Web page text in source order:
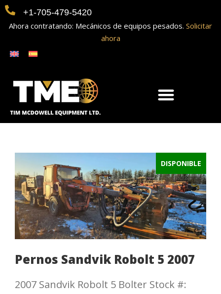
+1-705-479-5420
Ahora contratando: Mecánicos de equipos pesados. Solicitar
ahora
DISPONIBLE
Pernos Sandvik Robolt 5 2007
2007 Sandvik Robolt 5 Bolter Stock #: